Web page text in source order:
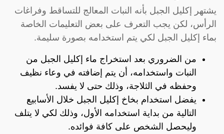
يشتهر إكليل الجبل بأنه النبات المعالج للتساقط وفراغات
الرأس، لكن يجب التعرف على بعض التعليمات الخاصة
بماء إكليل الجبل لكي يتم استخدامه بصورة سليمة.
من الضروري بعد استخراج ماء إكليل الجبل من
النبات واستخدامه، أن يتم إضافته في وعاء نظيف
وحفظه في الثلاجة، وذلك حتى لا يفسد.
يفضل استخدام بخاخ إكليل الجبل خلال الأسابيع
التالية من بداية استخدامه الأول، وذلك لكي لا يتلف
وليحصل الشخص على كافة فوائده.